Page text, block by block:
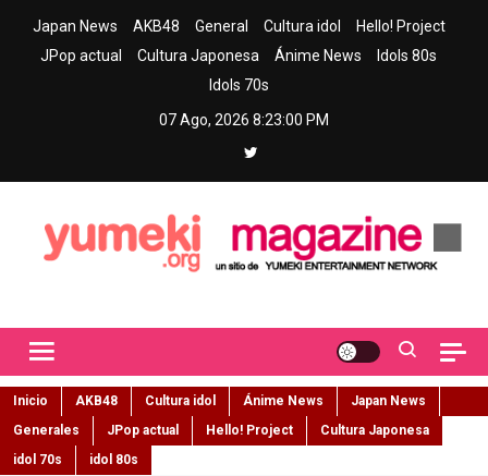
Japan News AKB48 General Cultura idol
Hello! Project
JPop actual
Cultura Japonesa Ánime News
Idols 80s
Idols 70s
07 Ago, 2026 8:23:01 PM
Inicio AKB48 Cultura idol Ánime News
Japan News
Generales
JPop actual Hello! Project
Cultura Japonesa
idol 70s
idol 80s